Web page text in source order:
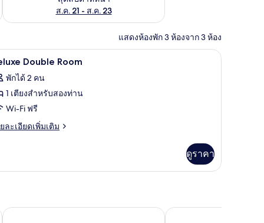
ส.ค. 21 - ส.ค. 23
แสดงห้องพัก 3 ห้องจาก 3 ห้อง
พถ่าย
หมด
ง
4 Double Room
พักได้ 2 คน
1 เตียงสำหรับสองท่าน
Wi-Fi ฟรี
ละเอียดเพิ่มเติม
ดูราคา
บุญชัย แมนชั่น ปาล์มชาเล่ต์ รีสอร์ท ห